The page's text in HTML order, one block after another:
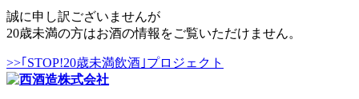
誠に申し訳ございませんが
20歳未満の方はお酒の情報をご覧いただけません。
>>｢STOP!20歳未満飲酒｣プロジェクト